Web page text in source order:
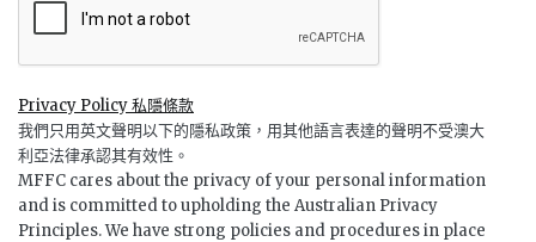
Privacy Policy 私隱條款
我們只用英文聲明以下的隱私政策，用其他語言表達的聲明不受澳大
利亞法律承認其有效性。
MFFC cares about the privacy of your personal information
and is committed to upholding the Australian Privacy
Principles. We have strong policies and procedures in place